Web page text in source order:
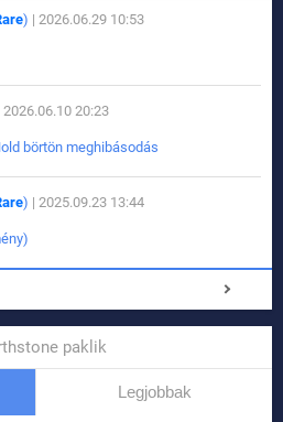
) | 2026.06.29 10:53
2026.06.10 20:23
börtön meghibásodás
) | 2025.09.23 13:44
paklik
Legjobbak